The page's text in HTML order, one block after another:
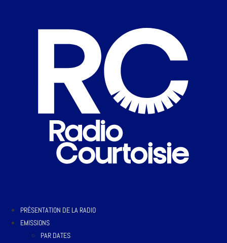
PRÉSENTATION DE LA RADIO
EMISSIONS
PAR DATES